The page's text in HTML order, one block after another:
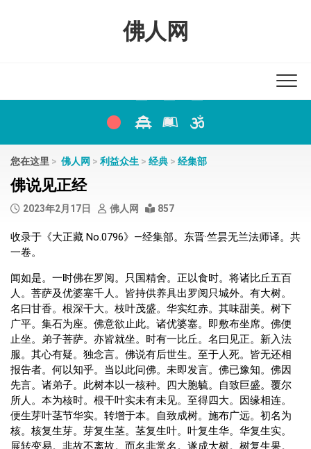
佛人网
您在这里 > 佛人网 > 利益众生 > 经典 > 经集部
佛说见正经
2023年2月17日 佛人网 857
收录于《大正藏 No.0796》—经集部。东晋·竺昙无兰法师译。共
一卷。
闻如是。一时佛在罗阅。只国精舍。正以食时。将诸比丘五百
人。菩萨及优婆塞千人。皆持供养具出罗阅只城外。有大树。
名曰甘香。根深干大。枝叶茂盛。华实红赤。其味甜美。树下
广平。集石为座。佛意欲止此。诸优婆塞。即敷布坐席。佛便
止坐。弟子菩萨。亦皆就坐。时有一比丘。名曰见正。新入法
服。其心有疑。独念言。佛说有后世生。至于人死。皆无还相
报告者。何以知乎。当以此问佛。未即发言。佛已豫知。佛因
先言。诸弟子。此树本以一核种。四大胞毓。自致巨盛。覆尔
所人。本为核时。根干叶实未有未见。至得四大。因缘相连。
便生芽叶茎节华实。转增于本。自致成树。施布广远。初名为
核。核复生芽。芽复生茎。茎复生叶。叶复生华。华复生实。
展转变易。非故不离故。而名非常名。遂成大树。树复生果。